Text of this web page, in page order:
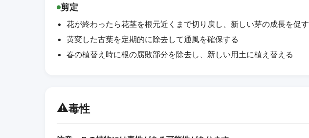
剪定
花が終わったら花茎を根元近くまで切り戻し、新しい芽の成長を促す
黄変した古葉を定期的に除去して通風を確保する
春の植替え時に根の腐敗部分を除去し、新しい用土に植え替える
⚠️毒性